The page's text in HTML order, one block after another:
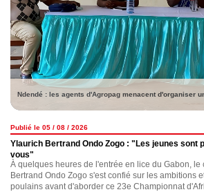
Ndendé : les agents d'Agropag menacent d'organiser
Publié le 05 / 08 / 2026
Ylaurich Bertrand Ondo Zogo : "Les jeunes sont
vous"
À quelques heures de l'entrée en lice du Gabon, le
Bertrand Ondo Zogo s'est confié sur les ambitions
poulains avant d'aborder ce 23e Championnat